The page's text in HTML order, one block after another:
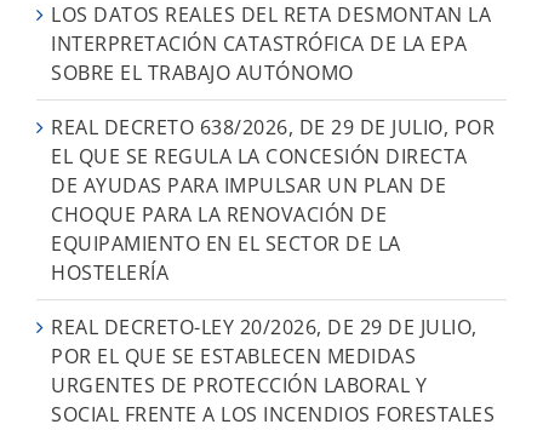
LOS DATOS REALES DEL RETA DESMONTAN LA
INTERPRETACIÓN CATASTRÓFICA DE LA EPA
SOBRE EL TRABAJO AUTÓNOMO
REAL DECRETO 638/2026, DE 29 DE JULIO, POR
EL QUE SE REGULA LA CONCESIÓN DIRECTA
DE AYUDAS PARA IMPULSAR UN PLAN DE
CHOQUE PARA LA RENOVACIÓN DE
EQUIPAMIENTO EN EL SECTOR DE LA
HOSTELERÍA
REAL DECRETO-LEY 20/2026, DE 29 DE JULIO,
POR EL QUE SE ESTABLECEN MEDIDAS
URGENTES DE PROTECCIÓN LABORAL Y
SOCIAL FRENTE A LOS INCENDIOS FORESTALES